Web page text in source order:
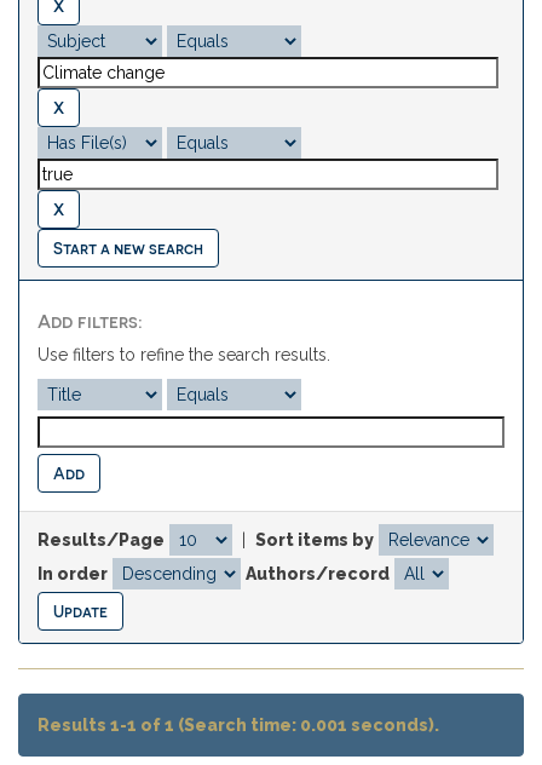
Start a new search
Add filters:
Use filters to refine the search results.
Results/Page
Sort items by
In order
Authors/record
Results 1-1 of 1 (Search time: 0.001 seconds).